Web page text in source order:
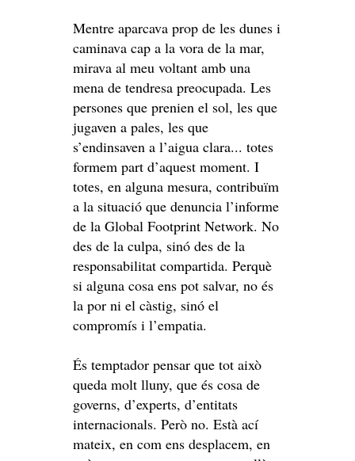
Mentre aparcava prop de les dunes i
caminava cap a la vora de la mar,
mirava al meu voltant amb una
mena de tendresa preocupada. Les
persones que prenien el sol, les que
jugaven a pales, les que
s’endinsaven a l’aigua clara... totes
formem part d’aquest moment. I
totes, en alguna mesura, contribuïm
a la situació que denuncia l’informe
de la Global Footprint Network. No
des de la culpa, sinó des de la
responsabilitat compartida. Perquè
si alguna cosa ens pot salvar, no és
la por ni el càstig, sinó el
compromís i l’empatia.
És temptador pensar que tot això
queda molt lluny, que és cosa de
governs, d’experts, d’entitats
internacionals. Però no. Està ací
mateix, en com ens desplacem, en